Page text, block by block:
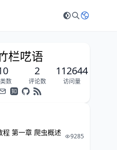
栏呓语
数
2
评论数
112644
访问量
程 第一章 爬虫概述 9285